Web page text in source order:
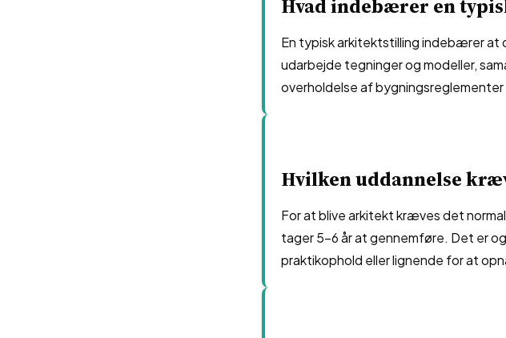
Hvad indebærer en
En typisk arkitektstilling indebærer
udarbejde tegninger og modeller,
overholdelse af
Hvilken uddannelse
For at blive arkitekt kræves det
tager 5-6 år at gennemføre. Det er
praktikophold eller lignende for at